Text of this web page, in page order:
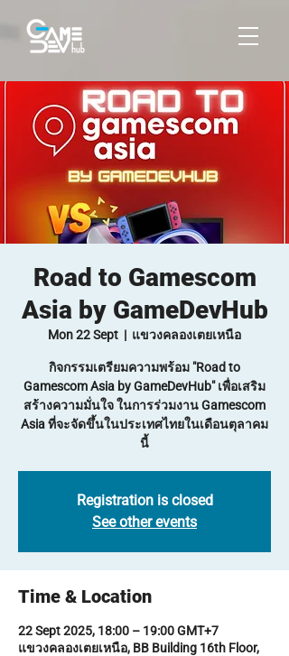
Road to Gamescom
Asia by GameDevHub
Mon 22 Sept
  |
แขวงคลองเตยเหนือ
กิจกรรมเตรียมความพร้อม "Road to
Gamescom Asia by GameDevHub" เพื่อเสริม
สร้างความมั่นใจ ในการร่วมงาน Gamescom
Asia ที่จะจัดขึ้นในประเทศไทยในเดือนตุลาคม
นี้
Registration is closed
See other events
Time & Location
22 Sept 2025, 18:00 – 19:00 GMT+7
แขวงคลองเตยเหนือ, BB Building 16th Floor,